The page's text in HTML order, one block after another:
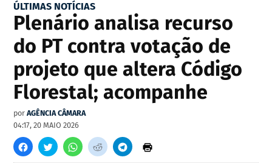
ÚLTIMAS NOTÍCIAS
Plenário analisa recurso
do PT contra votação de
projeto que altera Código
Florestal; acompanhe
por AGÊNCIA CÂMARA
04:17, 20 MAIO 2026